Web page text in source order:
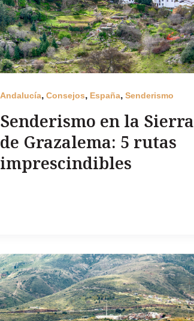
Andalucía, Consejos, España, Senderismo
Senderismo en la Sierra
de Grazalema: 5 rutas
imprescindibles